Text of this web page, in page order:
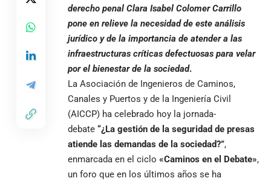
derecho penal Clara Isabel Colomer Carrillo
pone en relieve la necesidad de este análisis
jurídico y de la importancia de atender a las
infraestructuras críticas defectuosas para velar
por el bienestar de la sociedad.
La Asociación de Ingenieros de Caminos,
Canales y Puertos y de la Ingeniería Civil
(AICCP) ha celebrado hoy la jornada-
debate “¿La gestión de la seguridad de presas
atiende las demandas de la sociedad?”,
enmarcada en el ciclo «Caminos en el Debate»,
un foro que en los últimos años se ha